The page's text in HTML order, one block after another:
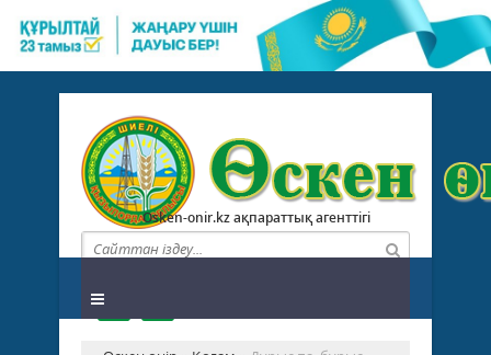
Osken-onir.kz ақпараттық агенттігі